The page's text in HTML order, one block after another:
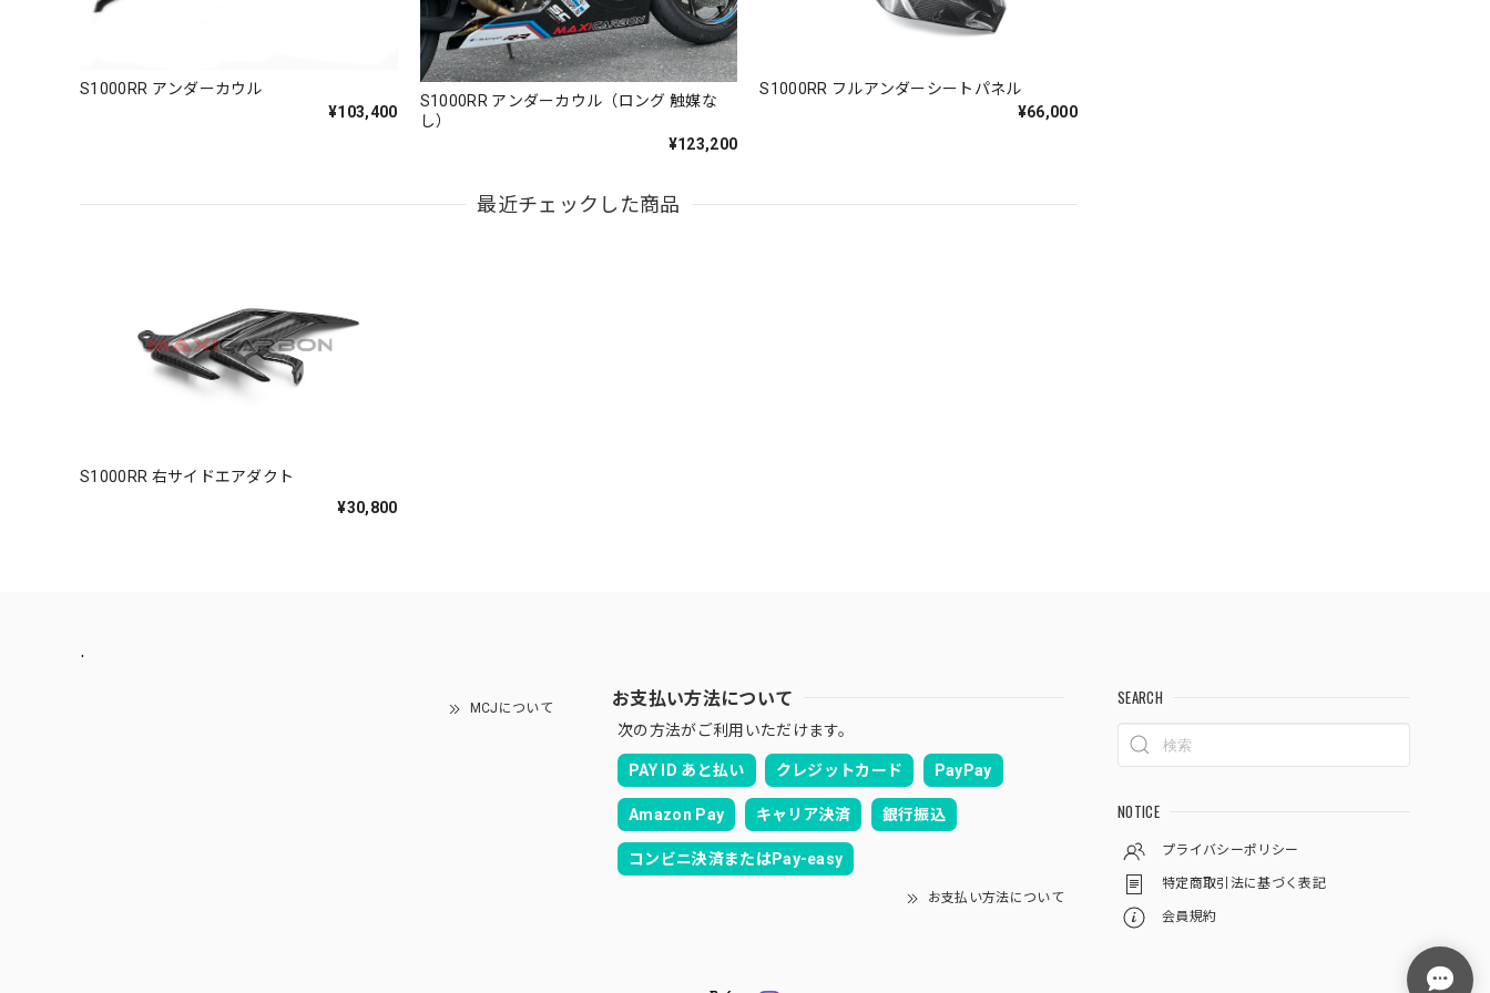
S1000RR アンダーカウル
¥103,400
S1000RR アンダーカウル（ロング 触媒な
し）
¥123,200
S1000RR フルアンダーシートパネル
¥66,000
最近チェックした商品
S1000RR 右サイドエアダクト
¥30,800
.
MCJについて お支払い方法について
次の方法がご利用いただけます。
PAY ID あと払い クレジットカード PayPay
Amazon Pay キャリア決済 銀行振込
コンビニ決済またはPay-easy
お支払い方法について
SEARCH
NOTICE
プライバシーポリシー
特定商取引法に基づく表記
会員規約